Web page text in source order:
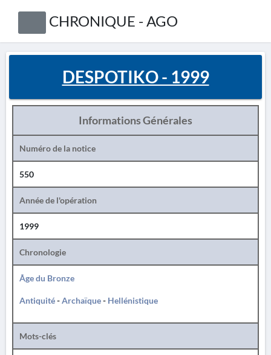
CHRONIQUE - AGO
DESPOTIKO - 1999
Informations Générales
Numéro de la notice
550
Année de l'opération
1999
Chronologie
Âge du Bronze
Antiquité-Archaïque- Hellénistique
Mots-clés